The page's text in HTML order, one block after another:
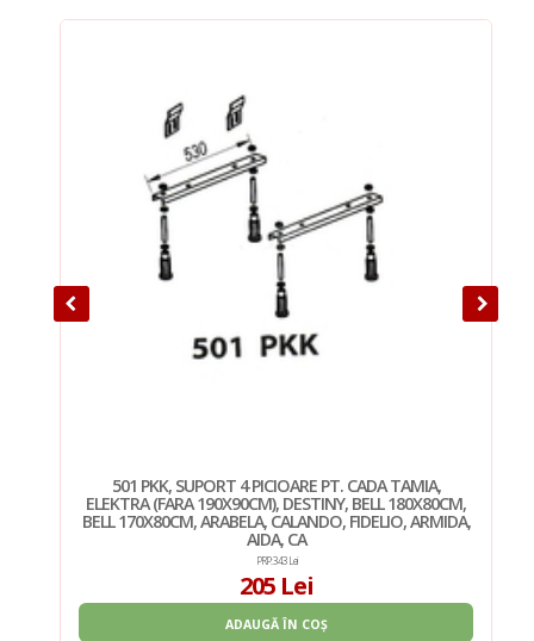
501 PKK, SUPORT 4 PICIOARE PT. CADA TAMIA,
ELEKTRA (FARA 190X90CM), DESTINY, BELL 180X80CM,
BELL 170X80CM, ARABELA, CALANDO, FIDELIO, ARMIDA,
AIDA, CA
PRP: 343 Lei
205 Lei
ADAUGĂ ÎN COȘ